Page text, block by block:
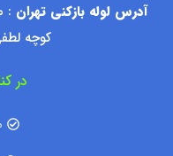
آدرس لوله بازکنی تهران :
کوچه
در